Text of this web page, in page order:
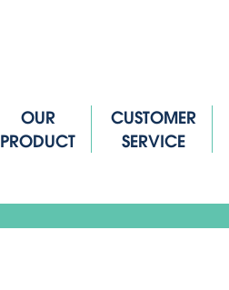
OUR
PRODUCT
CUSTOMER
SERVICE